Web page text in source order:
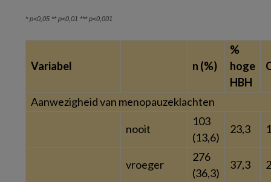
* p<0,05 ** p<0,01 *** p<0,001
Variabel n (%)
%
hoge
HBH
Aanwezigheid van menopauzeklachten
nooit
103
(13,6)
23,3 1
vroeger
276
(36,3)
37,3